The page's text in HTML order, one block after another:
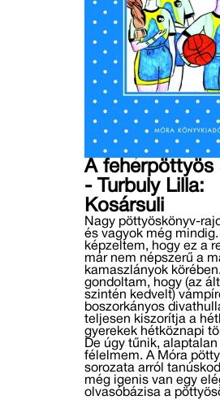
A fehérpöttyös
- Turbuly Lilla:
Kosársuli
Nagy pöttyöskönyv-
és vagyok még mindig.
képzeltem, hogy ez a
már nem népszerű a
kamaszlányok
gondoltam, hogy (az
szintén kedvelt)
boszorkányos
teljesen kiszorítja a
gyerekek hétköznapi
De úgy tűnik, alaptalan
félelmem. A Móra
sorozata arról
még igenis van egy
olvasóbázisa a